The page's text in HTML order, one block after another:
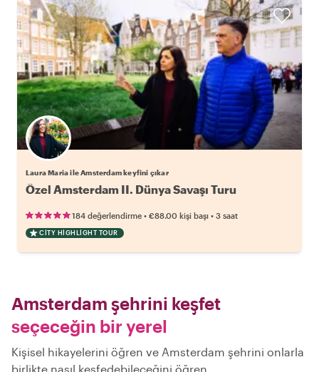
Laura Maria ile Amsterdam keyfini çıkar
Özel Amsterdam II. Dünya Savaşı Turu
184 değerlendirme • €88.00 kişi başı • 3 saat
CITY HIGHLIGHT TOUR
Amsterdam şehrini keşfet
seçeceğin bir yerel
Kişisel hikayelerini öğren ve Amsterdam şehrini onlarla
birlikte nasıl keşfedebileceğini öğren